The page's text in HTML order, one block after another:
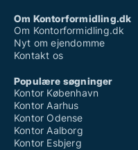
Om Kontorformidling.dk
Om Kontorformidling.dk
Nyt om ejendomme
Kontakt os
Populære søgninger
Kontor København
Kontor Aarhus
Kontor Odense
Kontor Aalborg
Kontor Esbjerg